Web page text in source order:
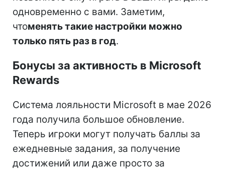
одновременно с вами. Заметим,
чтоменять такие настройки можно
только пять раз в год.
Бонусы за активность в Microsoft
Rewards
Система лояльности Microsoft в мае 2026
года получила большое обновление.
Теперь игроки могут получать баллы за
ежедневные задания, за получение
достижений или даже просто за